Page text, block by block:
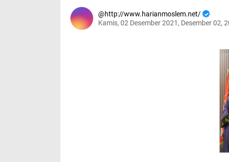
http://www.harianmoslem.net/
Kamis, 02 Desember 2021, Desember 02,